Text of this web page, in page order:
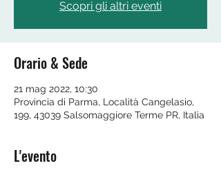
Scopri gli altri eventi
Orario & Sede
21 mag 2022, 10:30
Provincia di Parma, Località Cangelasio,
199, 43039 Salsomaggiore Terme PR, Italia
L'evento